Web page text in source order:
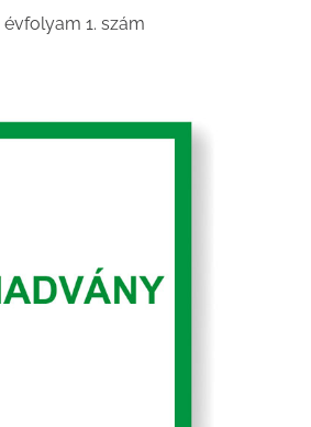
évfolyam 1. szám